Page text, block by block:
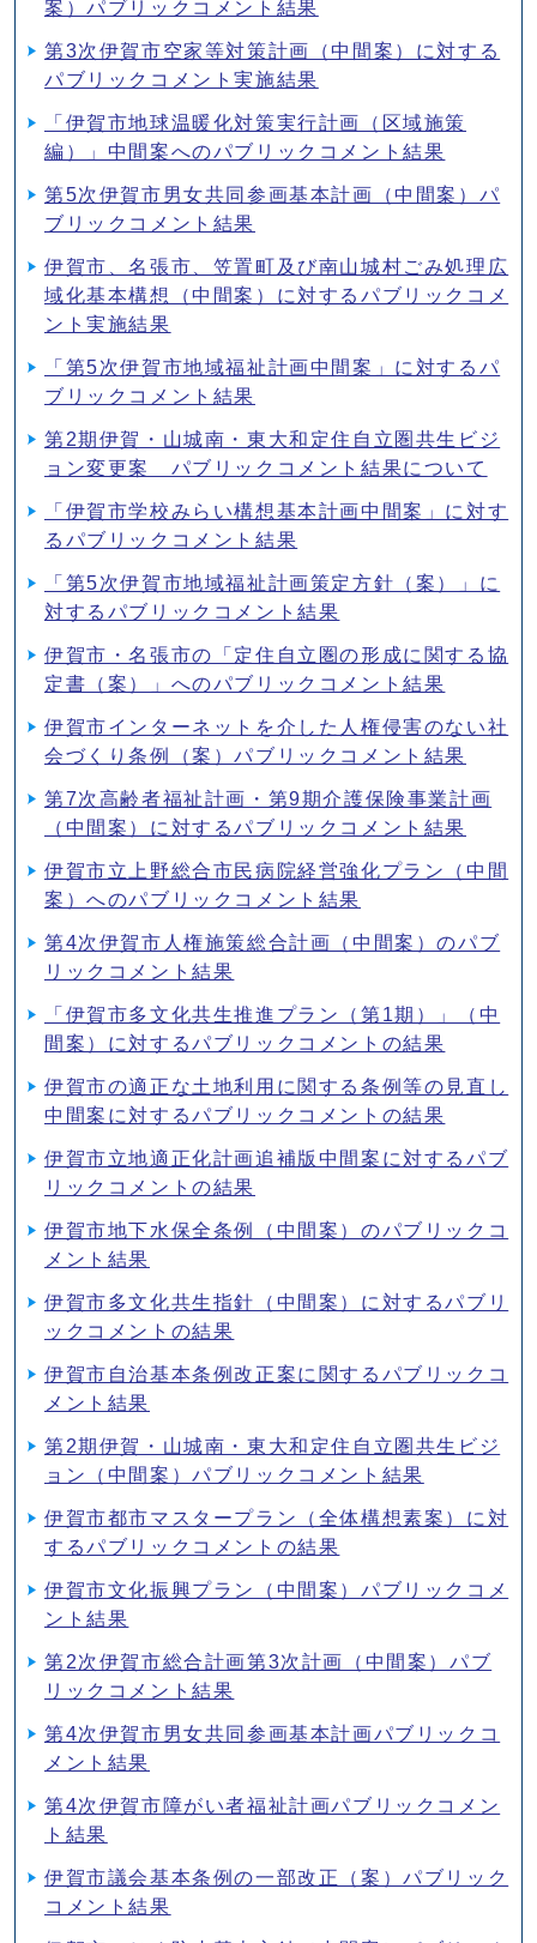
案）パブリックコメント結果
第3次伊賀市空家等対策計画（中間案）に対する
パブリックコメント実施結果
「伊賀市地球温暖化対策実行計画（区域施策
編）」中間案へのパブリックコメント結果
第5次伊賀市男女共同参画基本計画（中間案）パ
ブリックコメント結果
伊賀市、名張市、笠置町及び南山城村ごみ処理広
域化基本構想（中間案）に対するパブリックコメ
ント実施結果
「第5次伊賀市地域福祉計画中間案」に対するパ
ブリックコメント結果
第2期伊賀・山城南・東大和定住自立圏共生ビジ
ョン変更案 パブリックコメント結果について
「伊賀市学校みらい構想基本計画中間案」に対す
るパブリックコメント結果
「第5次伊賀市地域福祉計画策定方針（案）」に
対するパブリックコメント結果
伊賀市・名張市の「定住自立圏の形成に関する協
定書（案）」へのパブリックコメント結果
伊賀市インターネットを介した人権侵害のない社
会づくり条例（案）パブリックコメント結果
第7次高齢者福祉計画・第9期介護保険事業計画
（中間案）に対するパブリックコメント結果
伊賀市立上野総合市民病院経営強化プラン（中間
案）へのパブリックコメント結果
第4次伊賀市人権施策総合計画（中間案）のパブ
リックコメント結果
「伊賀市多文化共生推進プラン（第1期）」（中
間案）に対するパブリックコメントの結果
伊賀市の適正な土地利用に関する条例等の見直し
中間案に対するパブリックコメントの結果
伊賀市立地適正化計画追補版中間案に対するパブ
リックコメントの結果
伊賀市地下水保全条例（中間案）のパブリックコ
メント結果
伊賀市多文化共生指針（中間案）に対するパブリ
ックコメントの結果
伊賀市自治基本条例改正案に関するパブリックコ
メント結果
第2期伊賀・山城南・東大和定住自立圏共生ビジ
ョン（中間案）パブリックコメント結果
伊賀市都市マスタープラン（全体構想素案）に対
するパブリックコメントの結果
伊賀市文化振興プラン（中間案）パブリックコメ
ント結果
第2次伊賀市総合計画第3次計画（中間案）パブ
リックコメント結果
第4次伊賀市男女共同参画基本計画パブリックコ
メント結果
第4次伊賀市障がい者福祉計画パブリックコメン
ト結果
伊賀市議会基本条例の一部改正（案）パブリック
コメント結果